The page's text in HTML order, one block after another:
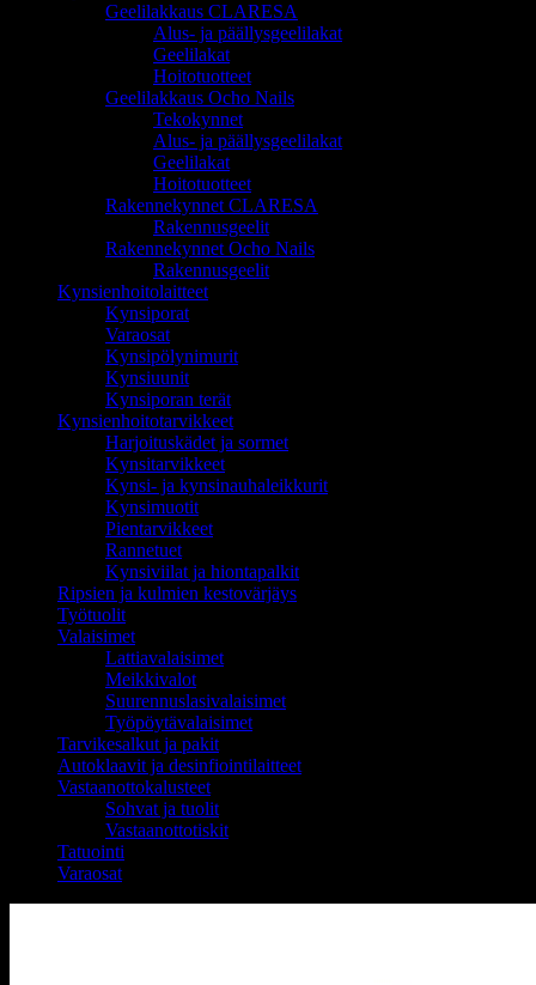
Geelilakkaus CLARESA
Alus- ja päällysgeelilakat
Geelilakat
Hoitotuotteet
Geelilakkaus Ocho Nails
Tekokynnet
Alus- ja päällysgeelilakat
Geelilakat
Hoitotuotteet
Rakennekynnet CLARESA
Rakennusgeelit
Rakennekynnet Ocho Nails
Rakennusgeelit
Kynsienhoitolaitteet
Kynsiporat
Varaosat
Kynsipölynimurit
Kynsiuunit
Kynsiporan terät
Kynsienhoitotarvikkeet
Harjoituskädet ja sormet
Kynsitarvikkeet
Kynsi- ja kynsinauhaleikkurit
Kynsimuotit
Pientarvikkeet
Rannetuet
Kynsiviilat ja hiontapalkit
Ripsien ja kulmien kestovärjäys
Työtuolit
Valaisimet
Lattiavalaisimet
Meikkivalot
Suurennuslasivalaisimet
Työpöytävalaisimet
Tarvikesalkut ja pakit
Autoklaavit ja desinfiointilaitteet
Vastaanottokalusteet
Sohvat ja tuolit
Vastaanottotiskit
Tatuointi
Varaosat